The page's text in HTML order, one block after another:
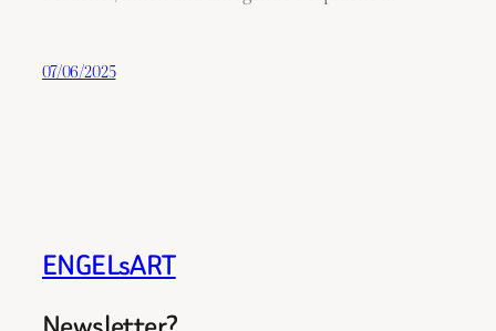
07/06/2025
ENGELsART